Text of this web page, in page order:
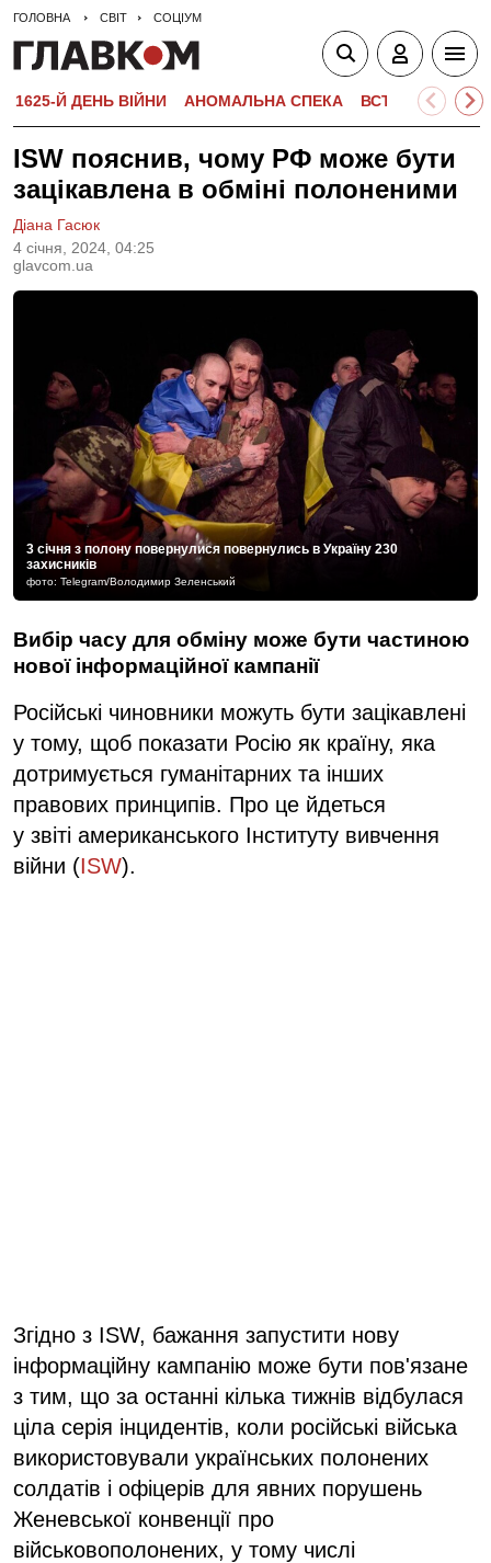
ГОЛОВНА СВІТ СОЦІУМ
1625-Й ДЕНЬ ВІЙНИ АНОМАЛЬНА СПЕКА ВСТУПНА
ISW пояснив, чому РФ може бути
зацікавлена в обміні полоненими
4 сiчня, 2024, 04:25
glavcom.ua
Діана Гасюк
3 січня з полону повернулися повернулись в Україну 230
захисників
фото: Telegram/Володимир Зеленський
Вибір часу для обміну може бути частиною
нової інформаційної кампанії
Російські чиновники можуть бути зацікавлені
у тому, щоб показати Росію як країну, яка
дотримується гуманітарних та інших
правових принципів. Про це йдеться
у звіті американського Інституту вивчення
війни (ISW).
Згідно з ISW, бажання запустити нову
інформаційну кампанію може бути пов'язане
з тим, що за останні кілька тижнів відбулася
ціла серія інцидентів, коли російські війська
використовували українських полонених
солдатів і офіцерів для явних порушень
Женевської конвенції про
військовополонених, у тому числі